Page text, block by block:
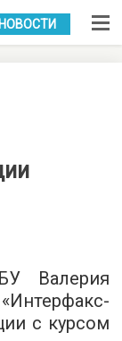
УКР РУС
НОВОСТИ
Валерия
с курсом